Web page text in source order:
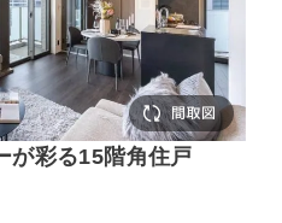
彩る15階角住戸